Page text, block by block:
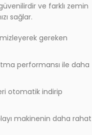
ve farklı zemin
sağlar.
gereken
performansı ile daha
otomatik indirip
makinenin daha rahat